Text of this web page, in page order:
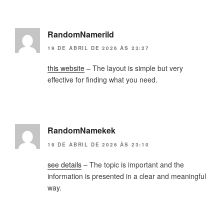
RandomNamerild
19 DE ABRIL DE 2026 ÀS 23:27
this website – The layout is simple but very
effective for finding what you need.
RandomNamekek
19 DE ABRIL DE 2026 ÀS 23:10
see details – The topic is important and the
information is presented in a clear and meaningful
way.